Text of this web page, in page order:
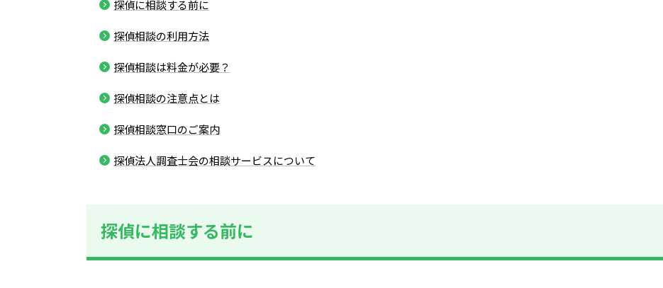
探偵に相談する前に
探偵相談の利用方法
探偵相談は料金が必要？
探偵相談の注意点とは
探偵相談窓口のご案内
探偵法人調査士会の相談サービスについて
探偵に相談する前に